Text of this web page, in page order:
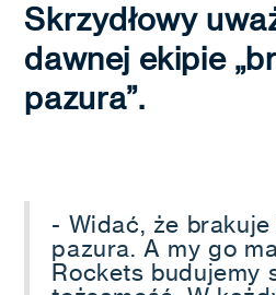
Skrzydłowy
dawnej ekipie
pazura”.
- Widać, że
pazura. A my go
Rockets budujemy